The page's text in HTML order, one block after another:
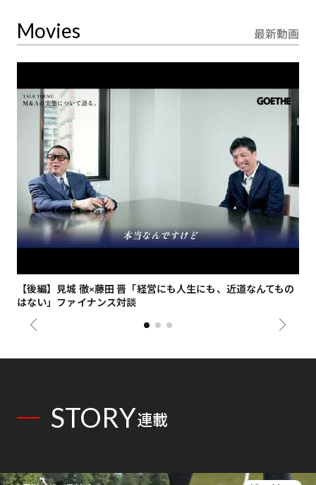
Movies 最新動画
【後編】見城 徹×藤田 晋「経営にも人生にも、近道なんてもの
はない」ファイナンス対談
STORY連載